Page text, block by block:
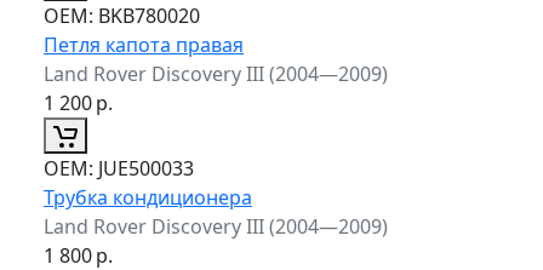
ОЕМ: BKB780020
Петля капота правая
Land Rover Discovery III (2004—2009)
1 200р.
ОЕМ: JUE500033
Трубка кондиционера
Land Rover Discovery III (2004—2009)
1 800р.